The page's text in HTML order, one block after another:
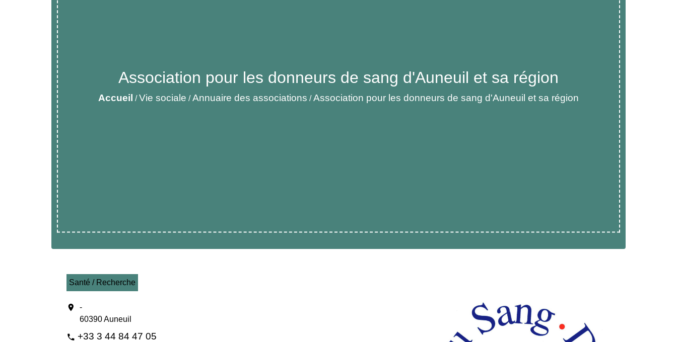
Association pour les donneurs de sang d'Auneuil et sa région
Accueil /Vie sociale /Annuaire des associations /Association pour les donneurs de sang d'Auneuil et sa région
Santé / Recherche
location_on
-
60390 Auneuil
phone +33 3 44 84 47 05